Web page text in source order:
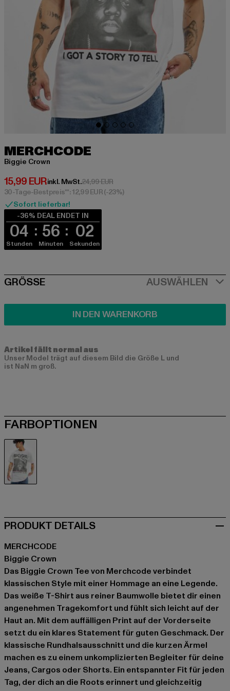
MERCHCODE
Biggie Crown
15,99 EUR
Derzeitiger Preis: 15,99 EUR
inkl. MwSt.24,99 EURAktionspreis: 24,99 EUR
30-Tage-Bestpreis**: 12,99 EUR(-23%)
Sofort lieferbar!
-36% DEAL ENDET IN
04
Stunden
56
Minuten
02
Sekunden
SIZE
GRÖSSE AUSWÄHLEN
IN DEN WARENKORB
Artikel fällt normal aus
Unser Model trägt auf diesem Bild die Größe L und
ist NaN m groß.
FARBOPTIONEN
PRODUKT DETAILS
MERCHCODE
Biggie Crown
Das Biggie Crown Tee von Merchcode verbindet
klassischen Style mit einer Hommage an eine Legende.
Das weiße T-Shirt aus reiner Baumwolle bietet dir einen
angenehmen Tragekomfort und fühlt sich leicht auf der
Haut an. Mit dem auffälligen Print auf der Vorderseite
setzt du ein klares Statement für guten Geschmack. Der
klassische Rundhalsausschnitt und die kurzen Ärmel
machen es zu einem unkomplizierten Begleiter für deine
Jeans, Cargos oder Shorts. Ein entspannter Fit für jeden
Tag, der dich an die Roots erinnert und gleichzeitig